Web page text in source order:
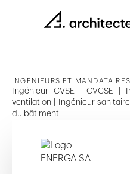
INGÉNIEURS ET MANDATAIRES
Ingénieur CVSE | CVCSE |
ventilation | Ingénieur
du bâtiment